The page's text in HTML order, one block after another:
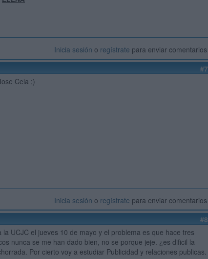
Inicia sesión o regístrate para enviar comentarios
#7
Cela ;)
Inicia sesión o regístrate para enviar comentarios
#8
UCJC el jueves 10 de mayo y el problema es que hace tres
nunca se me han dado bien, no se porque jeje. ¿es dificil la
Por cierto voy a estudiar Publicidad y relaciones publicas.